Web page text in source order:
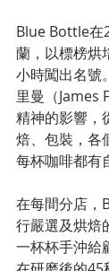
Blue Bottle在
蘭，以標榜烘
小時闖出名號
里曼（James
精神的影響，
焙、包裝，各
每杯咖啡都有
在每間分店，
行嚴選及烘焙
一杯杯手沖給